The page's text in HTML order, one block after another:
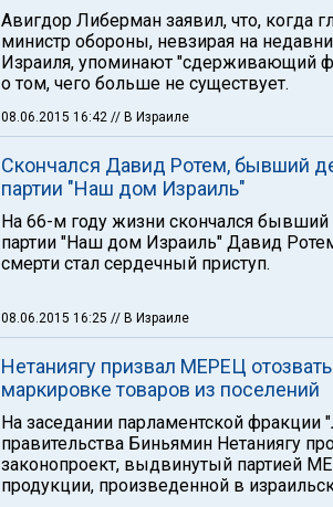
Авигдор Либерман заявил, что, когда
министр обороны, невзирая на
Израиля, упоминают "сдерживающий
о том, чего больше не существует.
08.06.2015 16:42 // В Израиле
Скончался Давид Ротем, бывший
партии "Наш дом Израиль"
На 66-м году жизни скончался бывший
партии "Наш дом Израиль" Давид
смерти стал сердечный приступ.
08.06.2015 16:25 // В Израиле
Нетаниягу призвал МЕРЕЦ
маркировке товаров из поселений
На заседании парламентской фракции
правительства Биньямин Нетаниягу
законопроект, выдвинутый партией
продукции, произведенной в